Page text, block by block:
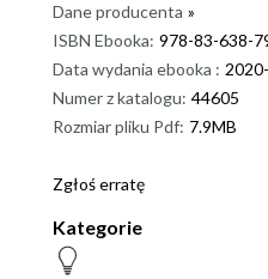
Dane producenta »
ISBN Ebooka: 978-83-638-
Data wydania ebooka :
Numer z katalogu: 44605
Rozmiar pliku Pdf: 7.9MB
Zgłoś erratę
Kategorie